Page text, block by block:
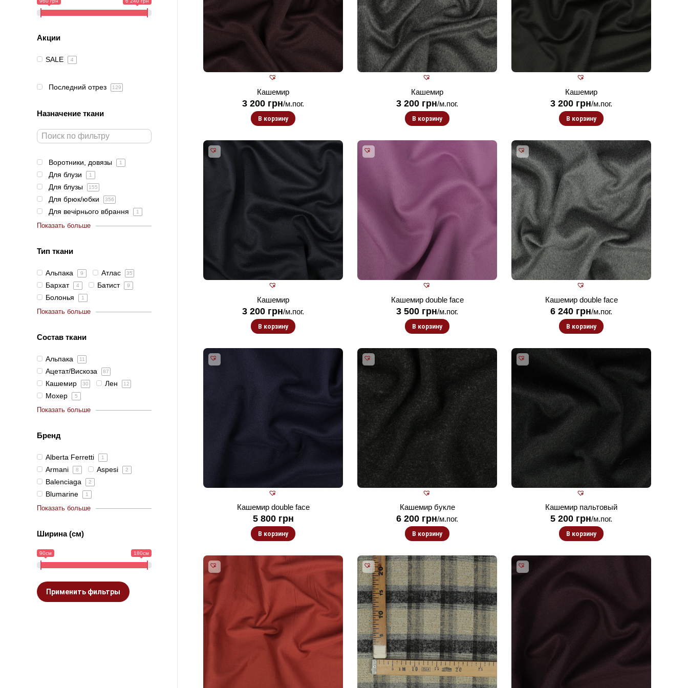
Кашемир
3 200 грн/м.пог.
В корзину
Кашемир
3 200 грн/м.пог.
В корзину
Кашемир
3 200 грн/м.пог.
В корзину
Кашемир
3 200 грн/м.пог.
В корзину
Кашемир double face
3 500 грн/м.пог.
В корзину
Кашемир double face
6 240 грн/м.пог.
В корзину
Кашемир double face
5 800 грн
В корзину
Кашемир букле
6 200 грн/м.пог.
В корзину
Кашемир пальтовый
5 200 грн/м.пог.
В корзину
Акции
SALE 4
Последний отрез 129
Назначение ткани
Воротники, довязы 1
Для блузи 1
Для блузы 155
Для брюк/юбки 356
Для вечірнього вбрання 1
Показать больше
Тип ткани
Альпака 9 Атлас 35
Бархат 4 Батист 9
Болонья 1
Показать больше
Состав ткани
Альпака 11
Ацетат/Вискоза 87
Кашемир 30 Лен 12
Мохер 5
Показать больше
Бренд
Alberta Ferretti 1
Armani 8 Aspesi 2
Balenciaga 2
Blumarine 1
Показать больше
Ширина (см)
90см 180см
Применить фильтры